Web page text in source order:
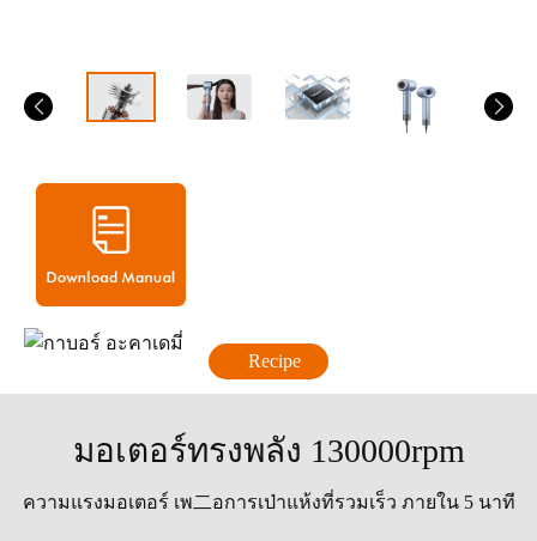
Recipe
มอเตอร์ทรงพลัง 130000rpm
ความแรงมอเตอร์ เพ二อการเป่าแห้งที่รวมเร็ว ภายใน 5 นาที